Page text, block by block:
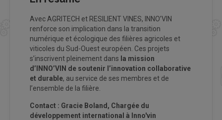
Avec AGRITECH et RESILIENT VINES, INNO’VIN
renforce son implication dans la transition
numérique et écologique des filières agricoles et
viticoles du Sud-Ouest européen. Ces projets
s’inscrivent pleinement dans la mission
d’INNO’VIN de soutenir l’innovation collaborative
et durable, au service de ses membres et de
l’ensemble de la filière.
Contact : Gracie Boland, Chargée du
développement international à Inno'vin